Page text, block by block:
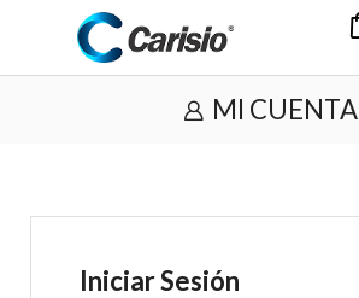
MI CUENTA
Iniciar Sesión